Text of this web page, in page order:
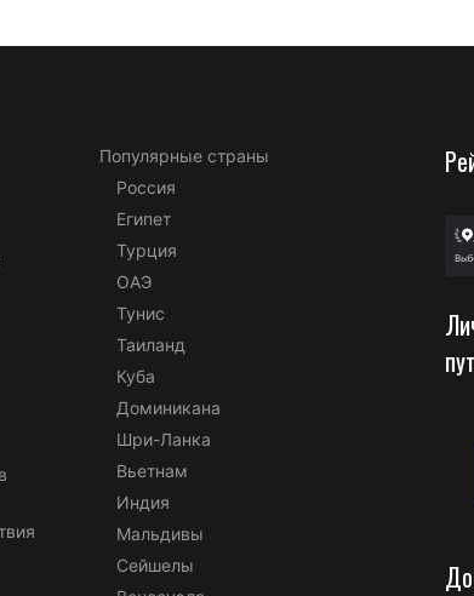
Популярные страны
Россия
Египет
Турция
ОАЭ
Тунис
Таиланд
Куба
Доминикана
Шри-Ланка
Вьетнам
Индия
Мальдивы
Сейшелы